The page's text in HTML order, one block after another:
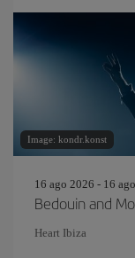
Image: kondr.konst
16 ago 2026 - 16
Bedouin and
Heart Ibiza